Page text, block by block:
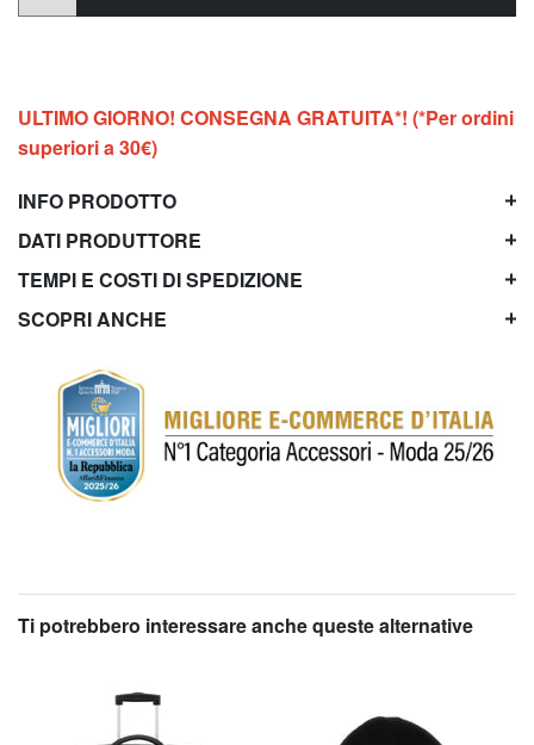
ULTIMO GIORNO! CONSEGNA GRATUITA*! (*Per ordini
superiori a 30€)
INFO PRODOTTO
DATI PRODUTTORE
TEMPI E COSTI DI SPEDIZIONE
SCOPRI ANCHE
Ti potrebbero interessare anche queste alternative